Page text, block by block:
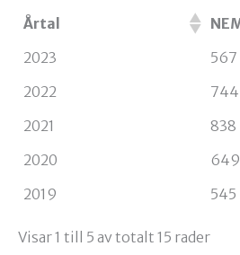
Årtal
2023
567
2022
744
2021
838
2020
649
2019
545
Visar 1 till 5 av totalt 15 rader